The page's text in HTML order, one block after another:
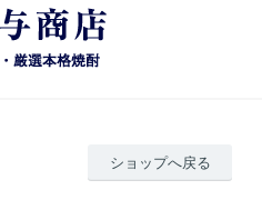
ショップへ戻る